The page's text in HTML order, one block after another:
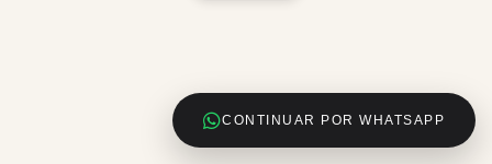
CONTINUAR POR WHATSAPP